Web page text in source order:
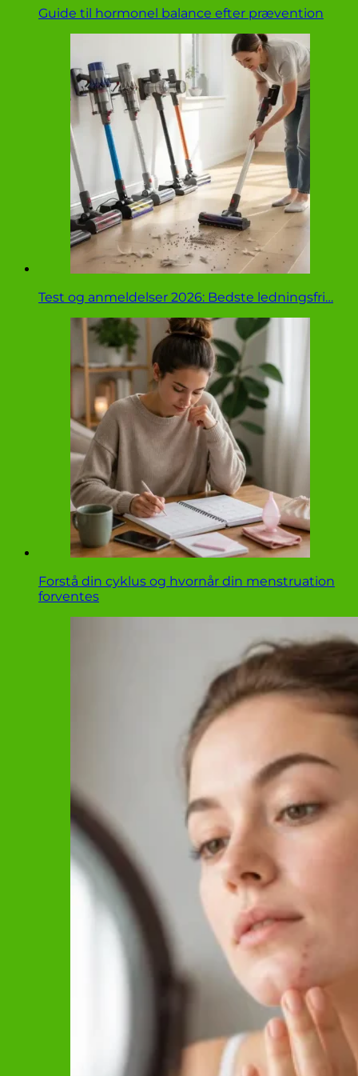
Guide til hormonel balance efter prævention
Test og anmeldelser 2026: Bedste ledningsfri…
Forstå din cyklus og hvornår din menstruation
forventes